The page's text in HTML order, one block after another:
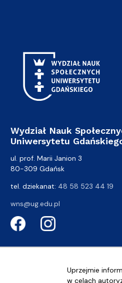
Uprzejmie
w celach
Wydział Nauk
Uniwersytetu
ul. prof. Marii Janion 3
80-309 Gdańsk
tel. dziekanat: 48 58 523 44 19
wns@ug.edu.pl